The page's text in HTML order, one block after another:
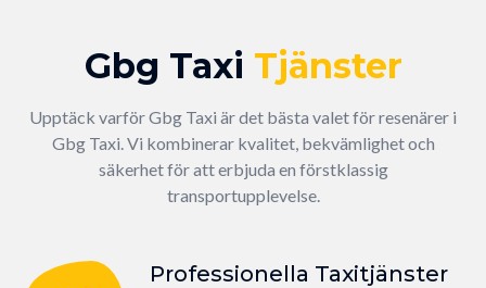
Gbg Taxi Tjänster
Upptäck varför Gbg Taxi är det bästa valet för resenärer i
Gbg Taxi. Vi kombinerar kvalitet, bekvämlighet och
säkerhet för att erbjuda en förstklassig
transportupplevelse.
Professionella Taxitjänster